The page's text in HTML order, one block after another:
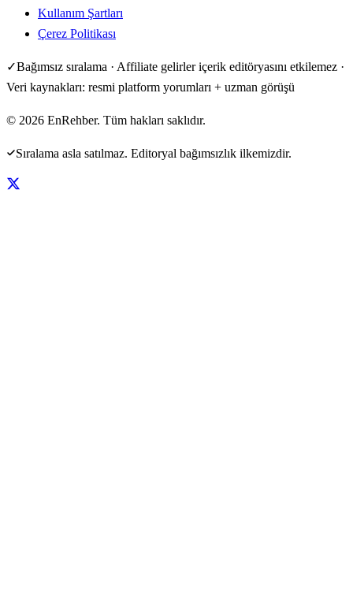
Kullanım Şartları
Çerez Politikası
✓Bağımsız sıralama · Affiliate gelirler içerik editöryasını etkilemez ·
Veri kaynakları: resmi platform yorumları + uzman görüşü
© 2026 EnRehber. Tüm hakları saklıdır.
Sıralama asla satılmaz. Editoryal bağımsızlık ilkemizdir.